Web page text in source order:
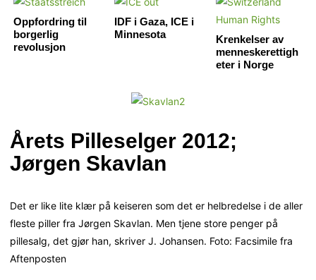
Oppfordring til
borgerlig
revolusjon
IDF i Gaza, ICE i
Minnesota
Krenkelser av
menneskerettigh
eter i Norge
Årets Pilleselger 2012;
Jørgen Skavlan
Det er like lite klær på keiseren som det er helbredelse i de aller
fleste piller fra Jørgen Skavlan. Men tjene store penger på
pillesalg, det gjør han, skriver J. Johansen. Foto: Facsimile fra
Aftenposten